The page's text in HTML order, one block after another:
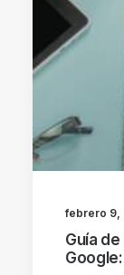
febrero 9,
Guía